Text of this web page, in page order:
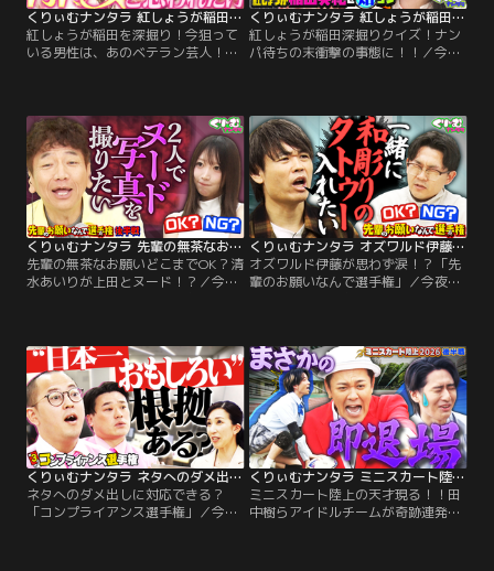
くりぃむナンタラ 紅しょうが稲田を深掘り！今狙っている男性は、あのベテラン芸人！？（2026/07/20放送分）
紅しょうが稲田を深掘り！今狙って
いる男性は、あのベテラン芸人！？
るため、 深掘りクイズ大会を開
催！！ すると…合コンで趣味は「飲
酒」と答えてしまったり、 デート
中、相手の男性に巻かれてしまった
り、 卓球を使ってパパ活をするな
ど…。
くりぃむナンタラ 紅しょうが稲田深掘りクイズ！ナンパ待ちの末衝撃の事態に！！（2026/07/13放送分）
紅しょうが稲田深掘りクイズ！ナン
パ待ちの末衝撃の事態に！！／今夜
田！ そんな彼女のことを知るために
クイズ大会を開催！！ 自らは語らな
い稲田に代わり、正解を発表するの
は同期のマユリカ！ 回答者にはさや
香新山やカーネーション吉田な
ど…。
くりぃむナンタラ 先輩の無茶なお願いどこまでOK？清水あいりが上田とヌード！？（2026/07/06放送分）
先輩の無茶なお願いどこまでOK？清
水あいりが上田とヌード！？／今夜
が一緒に叶えたい夢がある」と無茶
なお願いをしたら、引き受けてくれ
るのかをドッキリ検証！
くりぃむナンタラ オズワルド伊藤が思わず涙！？「先輩のお願いなんで選手権」（2026/06/29放送分）
オズワルド伊藤が思わず涙！？「先
輩のお願いなんで選手権」／今夜は
輩が一緒に叶えたい夢がある」と無
茶なお願いをしたら、後輩は引き受
けてくれるのかを検証するドッキ
リ！挑戦するのは品川祐＆オズワル
ド伊藤ペア、モグライダー芝＆きし
たかの高野ペア！
くりぃむナンタラ ネタへのダメ出しに対応できる？「コンプライアンス選手権」（2026/06/22放送分）
ネタへのダメ出しに対応できる？
「コンプライアンス選手権」／今回
くりぃむナンタラ ミニスカート陸上の天才現る！！田中樹らアイドルチームが奇跡連発（2026/06/15放送分）
ミニスカート陸上の天才現る！！田
中樹らアイドルチームが奇跡連発／